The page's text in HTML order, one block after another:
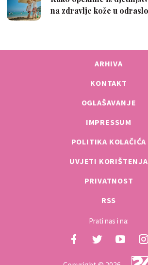
ARHIVA
KONTAKT
OGLAŠAVANJE
IMPRESSUM
POLITIKA KOLAČIĆA
UVJETI KORIŠTENJA
PRIVATNOST
RSS
Prati nas i na: